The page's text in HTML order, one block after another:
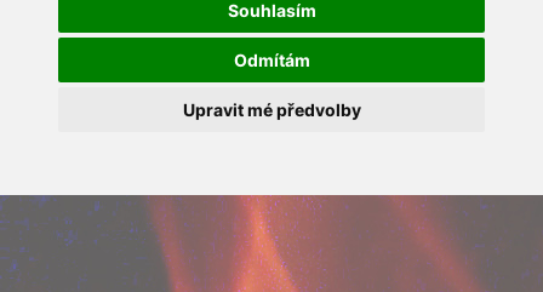
Souhlasím
Odmítám
Upravit mé předvolby